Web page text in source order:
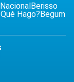
NacionalBerisso
Hago?Begum